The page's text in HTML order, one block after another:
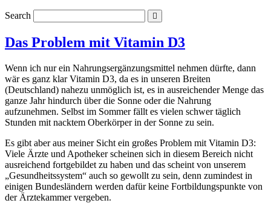
Search
Das Problem mit Vitamin D3
Wenn ich nur ein Nahrungsergänzungsmittel nehmen dürfte, dann
wär es ganz klar Vitamin D3, da es in unseren Breiten
(Deutschland) nahezu unmöglich ist, es in ausreichender Menge das
ganze Jahr hindurch über die Sonne oder die Nahrung
aufzunehmen. Selbst im Sommer fällt es vielen schwer täglich
Stunden mit nacktem Oberkörper in der Sonne zu sein.
Es gibt aber aus meiner Sicht ein großes Problem mit Vitamin D3:
Viele Ärzte und Apotheker scheinen sich in diesem Bereich nicht
ausreichend fortgebildet zu haben und das scheint von unserem
„Gesundheitssystem“ auch so gewollt zu sein, denn zumindest in
einigen Bundesländern werden dafür keine Fortbildungspunkte von
der Ärztekammer vergeben.